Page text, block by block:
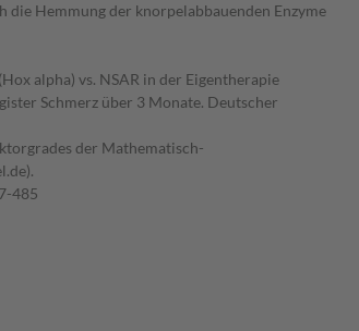
Hemmung der knorpelabbauenden Enzyme
alpha) vs. NSAR in der Eigentherapie
Schmerz über 3 Monate. Deutscher
der Mathematisch-
485